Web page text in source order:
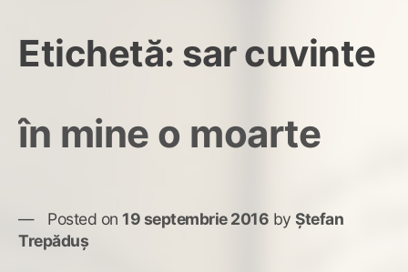
Etichetă: sar cuvinte
în mine o moarte
Posted on 19 septembrie 2016 by Ștefan
Trepăduș